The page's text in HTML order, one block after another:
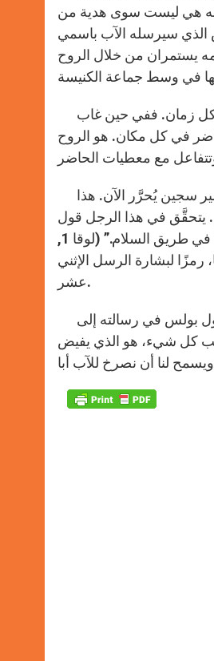
هي ليست سوى هدية من
الذي سيرسله الآب باسمي
إن نور المسيح وقوة تعاليمه يستمران من خلال الروح
في كل مكان. هو الروح
يتحقَّق في هذا الرجل قول
النبي زكريا في إنجيل لوقا:”ليضيء على الجالسين في الظلمة وظلال الموت لكي يهدي أقدامنا في طريق السلام.” (لوقا 1,
يديه ليتقبل النعمة، ويحمل عليهما قطعة من القماش وضع عليها 12 كتابًا، رمزًا لبشارة الرسل الإثني
عشر.
يهب كل شيء، هو الذي يفيض